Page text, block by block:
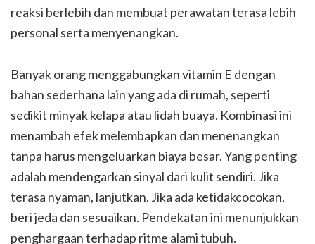
reaksi berlebih dan membuat perawatan terasa lebih
personal serta menyenangkan.
Banyak orang menggabungkan vitamin E dengan
bahan sederhana lain yang ada di rumah, seperti
sedikit minyak kelapa atau lidah buaya. Kombinasi ini
menambah efek melembapkan dan menenangkan
tanpa harus mengeluarkan biaya besar. Yang penting
adalah mendengarkan sinyal dari kulit sendiri. Jika
terasa nyaman, lanjutkan. Jika ada ketidakcocokan,
beri jeda dan sesuaikan. Pendekatan ini menunjukkan
penghargaan terhadap ritme alami tubuh.